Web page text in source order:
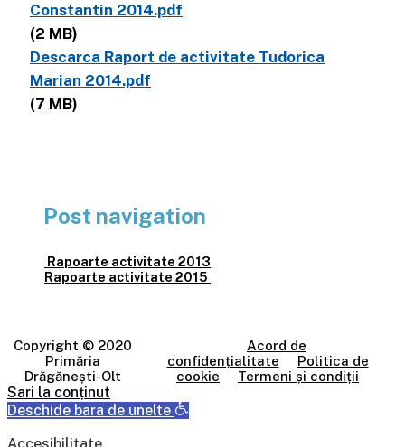
Constantin 2014.pdf
(2 MB)
Descarca Raport de activitate Tudorica
Marian 2014.pdf
(7 MB)
Post navigation
Rapoarte activitate 2013
Rapoarte activitate 2015
Copyright © 2020
Primăria
Drăgănești-Olt
Acord de
confidențialitate
Politica de
cookie
Termeni și condiții
Sari la conținut
Deschide bara de unelte